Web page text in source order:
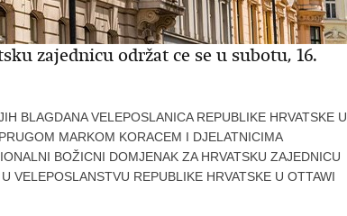
zajednicu održat ce se u subotu, 16.
BLAGDANA VELEPOSLANICA REPUBLIKE HRVATSKE U
MARKOM KORACEM I DJELATNICIMA
BOŽICNI DOMJENAK ZA HRVATSKU ZAJEDNICU
VELEPOSLANSTVU REPUBLIKE HRVATSKE U OTTAWI